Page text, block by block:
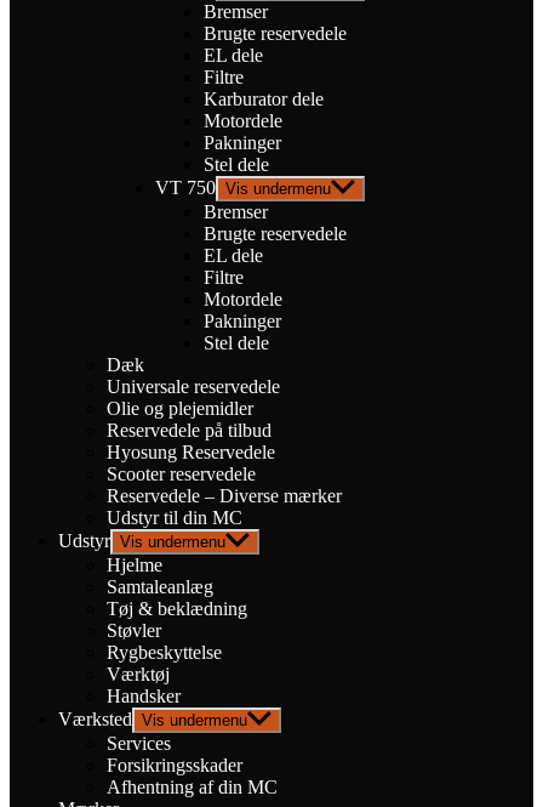
Bremser
Brugte reservedele
EL dele
Filtre
Karburator dele
Motordele
Pakninger
Stel dele
VT 750 Vis undermenu
Bremser
Brugte reservedele
EL dele
Filtre
Motordele
Pakninger
Stel dele
Dæk
Universale reservedele
Olie og plejemidler
Reservedele på tilbud
Hyosung Reservedele
Scooter reservedele
Reservedele – Diverse mærker
Udstyr til din MC
Udstyr Vis undermenu
Hjelme
Samtaleanlæg
Tøj & beklædning
Støvler
Rygbeskyttelse
Værktøj
Handsker
Værksted Vis undermenu
Services
Forsikringsskader
Afhentning af din MC